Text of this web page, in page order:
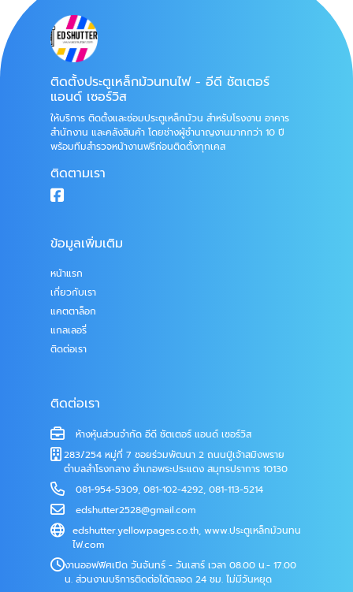
ติดตั้งประตูเหล็กม้วนทนไฟ - อีดี ชัตเตอร์
แอนด์ เซอร์วิส
ให้บริการ ติดตั้งและซ่อมประตูเหล็กม้วน สำหรับโรงงาน อาคาร
สำนักงาน และคลังสินค้า โดยช่างผู้ชำนาญงานมากกว่า 10 ปี
พร้อมทีมสำรวจหน้างานฟรีก่อนติดตั้งทุกเคส
ติดตามเรา
ข้อมูลเพิ่มเติม
หน้าแรก
เกี่ยวกับเรา
แคตตาล็อก
แกลเลอรี่
ติดต่อเรา
ติดต่อเรา
ห้างหุ้นส่วนจำกัด อีดี ชัตเตอร์ แอนด์ เซอร์วิส
283/254 หมู่ที่ 7 ซอยร่วมพัฒนา 2 ถนนปู่เจ้าสมิงพราย
ตำบลสำโรงกลาง อำเภอพระประแดง สมุทรปราการ 10130
081-954-5309, 081-102-4292, 081-113-5214
edshutter2528@gmail.com
edshutter.yellowpages.co.th,www.ประตูเหล็กม้วนทน
ไฟ.com
งานออฟฟิศเปิด วันจันทร์ - วันเสาร์ เวลา 08.00 น.- 17.00
น. ส่วนงานบริการติดต่อได้ตลอด 24 ชม. ไม่มีวันหยุด